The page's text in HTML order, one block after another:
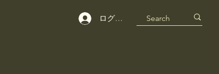
ログイン